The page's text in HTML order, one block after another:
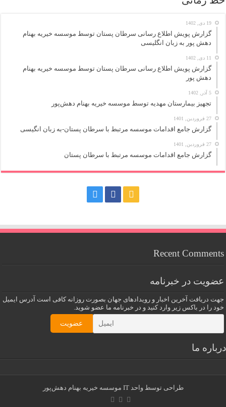
19 دی, 1402
گزارش پویش اطلاع رسانی سرطان پستان توسط موسسه خیریه بهنام
دهش پور به زبان انگلیسی
11 دی, 1402
گزارش پویش اطلاع رسانی سرطان پستان توسط موسسه خیریه بهنام
دهش پور
5 آذر, 1402
تجهیز بیمارستان مهدیه توسط موسسه خیریه بهنام دهش‌پور
27 فروردین, 1401
گزارش جامع اقدامات موسسه مرتبط با سرطان پستان-به زبان انگیسی
27 فروردین, 1401
گزارش جامع اقدامات موسسه مرتبط با سرطان پستان
Recent Comments
عضویت در خبرنامه
جهت دریافت آخرین اخبار و رویدادهای جهان بصورت روزانه کافی است آدرس ایمیل
خود را در باکس زیر وارد کنید و در خبرنامه ما عضو شوید.
درباره ما
طراحی توسط واحد IT موسسه خیریه بهنام دهش‌پور